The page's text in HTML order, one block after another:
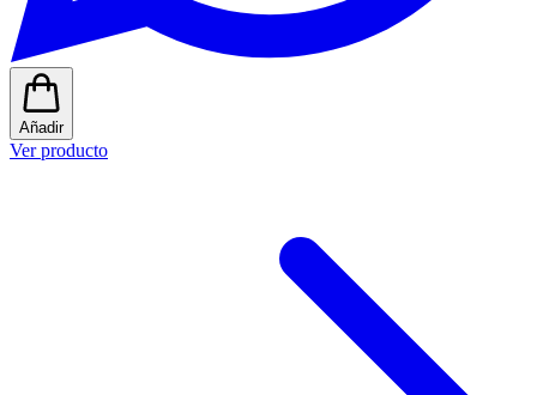
Añadir
Ver producto